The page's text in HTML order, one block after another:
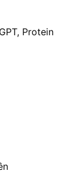
Protein